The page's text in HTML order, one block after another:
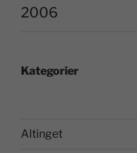
2006
Kategorier
Altinget